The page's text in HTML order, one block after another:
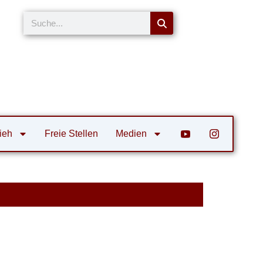
Suche
Freie Stellen Medien